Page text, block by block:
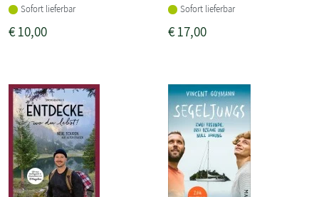
Sofort lieferbar
€10,00
Sofort lieferbar
€17,00